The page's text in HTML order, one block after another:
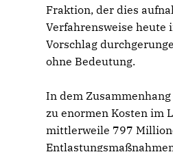
Fraktion, der dies
Verfahrensweise heute
Vorschlag
ohne Bedeutung.
In dem
zu enormen Kosten im
mittlerweile 797